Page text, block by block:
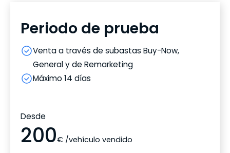
Periodo de prueba
Venta a través de subastas Buy-Now,
General y de Remarketing
Máximo 14 días
Desde
200€ /vehículo vendido